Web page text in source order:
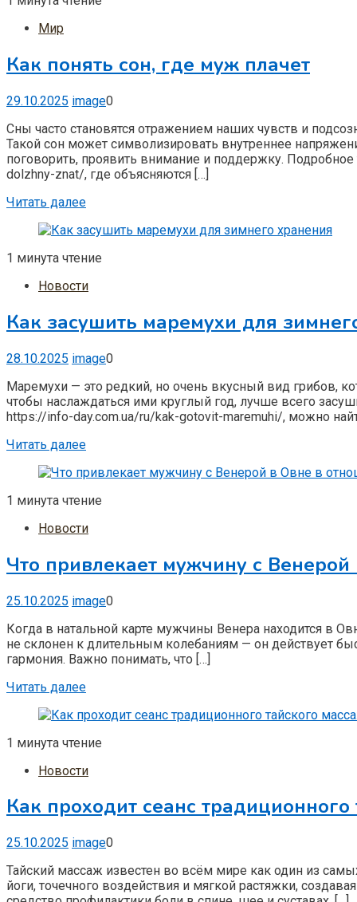
Мир
Как понять сон, где муж плачет
29.10.2025 image0
Сны часто становятся отражением наших чувств и
Такой сон может символизировать внутреннее
поговорить, проявить внимание и поддержку.
dolzhny-znat/, где объясняются […]
Читать далее
1 минута чтение
Новости
Как засушить маремухи для
28.10.2025 image0
Маремухи — это редкий, но очень вкусный вид грибов,
чтобы наслаждаться ими круглый год, лучше всего
https://info-day.com.ua/ru/kak-gotovit-maremuhi/, можно
Читать далее
1 минута чтение
Новости
Что привлекает мужчину с
25.10.2025 image0
Когда в натальной карте мужчины Венера находится в
не склонен к длительным колебаниям — он действует
гармония. Важно понимать, что […]
Читать далее
1 минута чтение
Новости
Как проходит сеанс традиционного
25.10.2025 image0
Тайский массаж известен во всём мире как один из
йоги, точечного воздействия и мягкой растяжки,